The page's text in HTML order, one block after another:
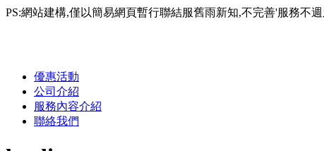
PS:網站建構,僅以簡易網頁暫行聯結服舊雨新知,不完善'服務不
優惠活動
公司介紹
服務內容介紹
聯絡我們